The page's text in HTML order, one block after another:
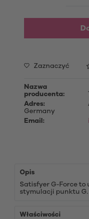
Zaznaczyć
Nazwa
producenta:
Adres:
Germany
Email:
Opis
Satisfyer G-Force to
stymulacji punktu G.
Właściwości